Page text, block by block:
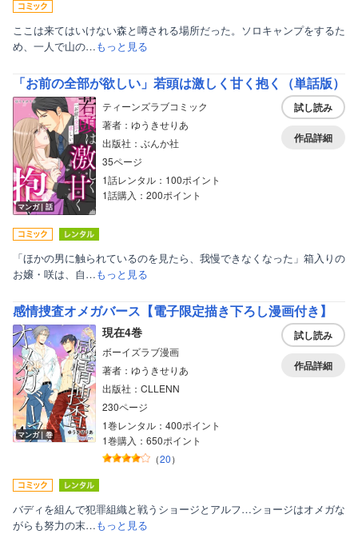
ここは来てはいけない森と噂される場所だった。ソロキャンプをするた
め、一人で山の…もっと見る
「お前の全部が欲しい」若頭は激しく甘く抱く（単話版）
マンガ｜話
ティーンズラブコミック
著者：ゆうきせりあ
出版社：ぶんか社
35ページ
1話レンタル：100ポイント
1話購入：200ポイント
試し読み
作品詳細
「ほかの男に触られているのを見たら、我慢できなくなった」箱入りの
お嬢・咲は、自…もっと見る
感情捜査オメガバース【電子限定描き下ろし漫画付き】
マンガ｜巻
現在4巻
ボーイズラブ漫画
著者：ゆうきせりあ
出版社：CLLENN
230ページ
1巻レンタル：400ポイント
1巻購入：650ポイント
（20）
試し読み
作品詳細
バディを組んで犯罪組織と戦うショージとアルフ…ショージはオメガな
がらも努力の末…もっと見る
ボーイズラブ
ティーンズラブ
美女・美少女
女性写真集